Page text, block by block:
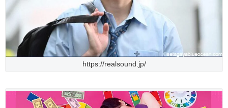
https://realsound.jp/